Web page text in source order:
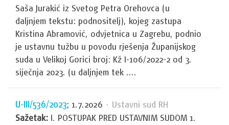
Saša Jurakić iz Svetog Petra Orehovca (u
daljnjem tekstu: podnositelj), kojeg zastupa
Kristina Abramović, odvjetnica u Zagrebu, podnio
je ustavnu tužbu u povodu rješenja Županijskog
suda u Velikoj Gorici broj: Kž I-106/2022-2 od 3.
siječnja 2023. (u daljnjem tek ....
U-III/536/2023; 1.7.2026 · Ustavni sud RH
Sažetak: I. POSTUPAK PRED USTAVNIM SUDOM 1.